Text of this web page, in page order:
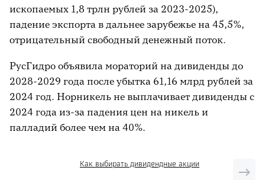
ископаемых 1,8 трлн рублей за 2023-2025),
падение экспорта в дальнее зарубежье на 45,5%,
отрицательный свободный денежный поток.
РусГидро объявила мораторий на дивиденды до
2028-2029 года после убытка 61,16 млрд рублей за
2024 год. Норникель не выплачивает дивиденды с
2024 года из-за падения цен на никель и
палладий более чем на 40%.
Как выбирать дивидендные акции